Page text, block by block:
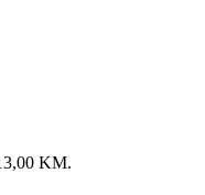
KM.